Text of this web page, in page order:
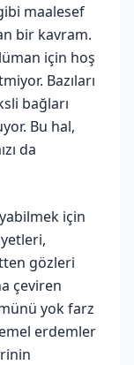
maalesef
bir kavram.
için hoş
Bazıları
bağları
Bu hal,
da
için
gözleri
çeviren
yok farz
erdemler